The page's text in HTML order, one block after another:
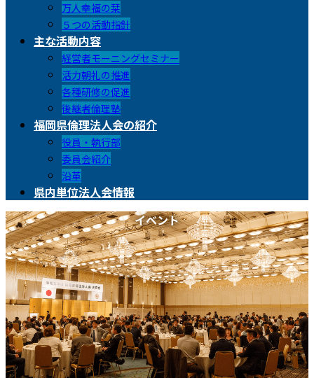
万人幸福の栞
５つの活動指針
主な活動内容
経営者モーニングセミナー
活力朝礼の推進
各種研修の促進
後継者倫理塾
福岡県倫理法人会の紹介
役員・執行部
委員会紹介
沿革
県内単位法人会情報
イベント